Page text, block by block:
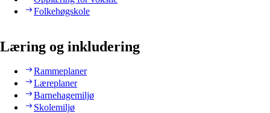
Folkehøgskole
Læring og inkludering
Rammeplaner
Læreplaner
Barnehagemiljø
Skolemiljø